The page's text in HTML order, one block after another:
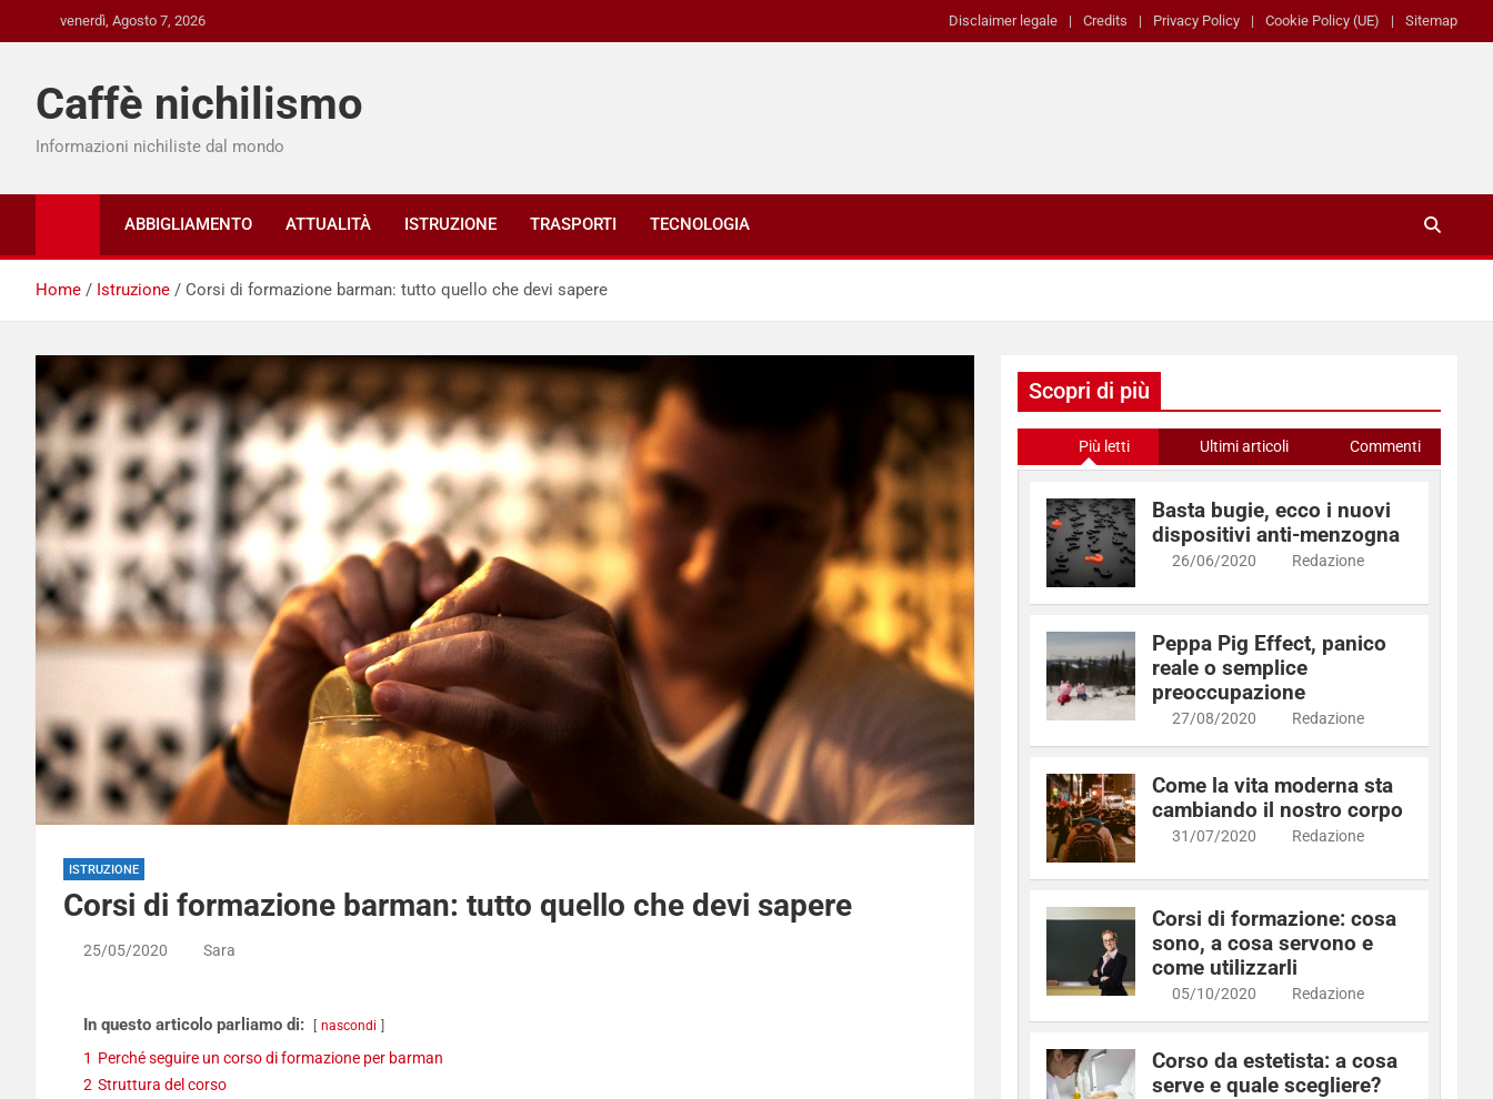
to
venerdì, Agosto 7, 2026 Disclaimer legale Credits Privacy Policy Cookie Policy (UE) Sitemap
Caffè nichilismo
Informazioni nichiliste dal mondo
ABBIGLIAMENTO ATTUALITÀ ISTRUZIONE TRASPORTI TECNOLOGIA
Home Istruzione Corsi di formazione barman: tutto quello che devi sapere
ISTRUZIONE
Corsi di formazione barman: tutto quello che devi sapere
25/05/2020 Sara
In questo articolo parliamo di: nascondi
1 Perché seguire un corso di formazione per barman
2 Struttura del corso
Scopri di più
Più letti Ultimi articoli Commenti
Basta bugie, ecco i nuovi
dispositivi anti-menzogna
26/06/2020 Redazione
Peppa Pig Effect, panico
reale o semplice
preoccupazione
27/08/2020 Redazione
Come la vita moderna sta
cambiando il nostro corpo
31/07/2020 Redazione
Corsi di formazione: cosa
sono, a cosa servono e
come utilizzarli
05/10/2020 Redazione
Corso da estetista: a cosa
serve e quale scegliere?